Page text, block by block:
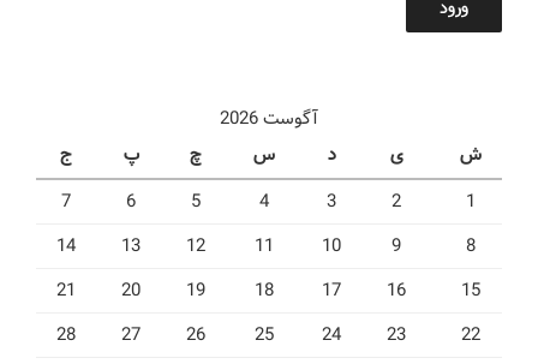
ورود
آگوست 2026
ش
ی د س چ پ
ج
1
2
3
4
5
6
7
8
9
10
11
12
13
14
15
16
17
18
19
20
21
22
23
24
25
26
27
28